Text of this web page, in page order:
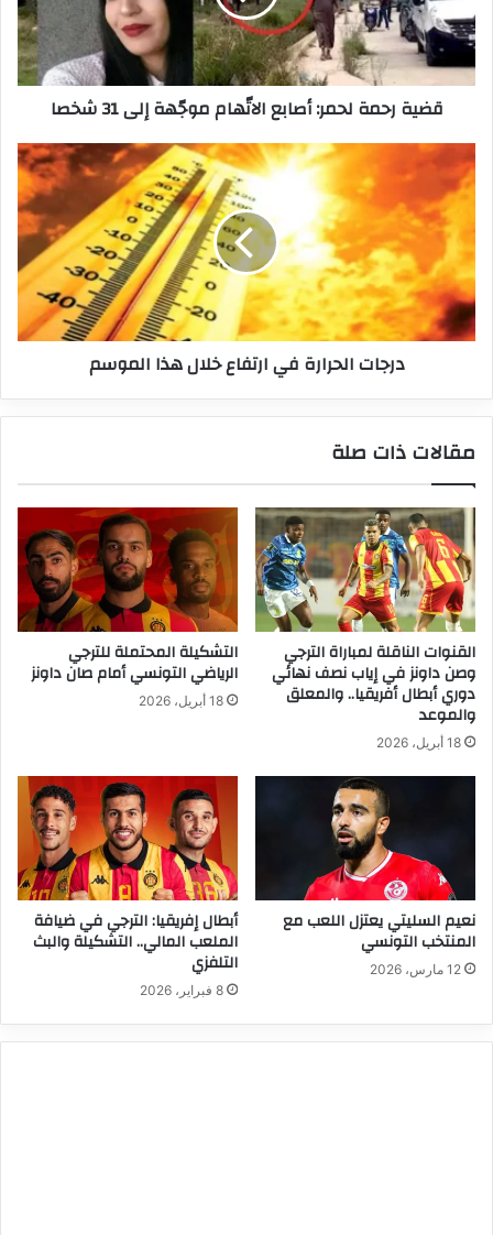
موجّهة
إلى
شخصا
قضية رحمة لحمر: أصابع الاتّهام موجّهة إلى 31 شخصا
درجات
الحرارة
في
ارتفاع
خلال
هذا
الموسم
درجات الحرارة في ارتفاع خلال هذا الموسم
مقالات ذات صلة
القنوات الناقلة لمباراة الترجي
وصن داونز في إياب نصف نهائي
دوري أبطال أفريقيا.. والمعلق
والموعد
18 أبريل، 2026
التشكيلة المحتملة للترجي
الرياضي التونسي أمام صان داونز
18 أبريل، 2026
نعيم السليتي يعتزل اللعب مع
المنتخب التونسي
12 مارس، 2026
أبطال إفريقيا: الترجي في ضيافة
الملعب المالي.. التشكيلة والبث
التلفزي
8 فبراير، 2026